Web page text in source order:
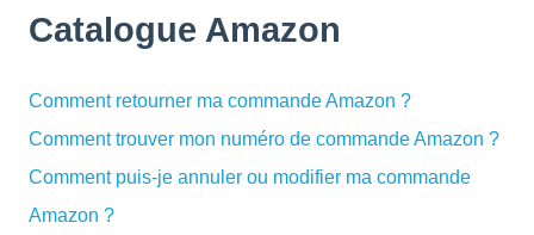
Catalogue Amazon
Comment retourner ma commande Amazon ?
Comment trouver mon numéro de commande Amazon ?
Comment puis-je annuler ou modifier ma commande
Amazon ?